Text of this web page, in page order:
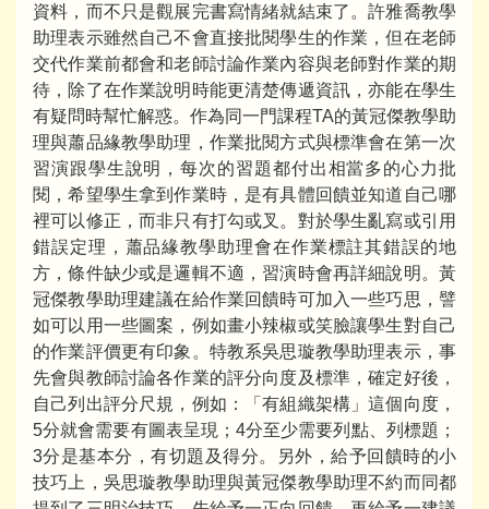
資料，而不只是觀展完書寫情緒就結束了。許雅喬教學
助理表示雖然自己不會直接批閱學生的作業，但在老師
交代作業前都會和老師討論作業內容與老師對作業的期
待，除了在作業說明時能更清楚傳遞資訊，亦能在學生
有疑問時幫忙解惑。作為同一門課程TA的黃冠傑教學助
理與蕭品緣教學助理，作業批閱方式與標準會在第一次
習演跟學生說明，每次的習題都付出相當多的心力批
閱，希望學生拿到作業時，是有具體回饋並知道自己哪
裡可以修正，而非只有打勾或叉。對於學生亂寫或引用
錯誤定理，蕭品緣教學助理會在作業標註其錯誤的地
方，條件缺少或是邏輯不適，習演時會再詳細說明。黃
冠傑教學助理建議在給作業回饋時可加入一些巧思，譬
如可以用一些圖案，例如畫小辣椒或笑臉讓學生對自己
的作業評價更有印象。特教系吳思璇教學助理表示，事
先會與教師討論各作業的評分向度及標準，確定好後，
自己列出評分尺規，例如：「有組織架構」這個向度，
5分就會需要有圖表呈現；4分至少需要列點、列標題；
3分是基本分，有切題及得分。另外，給予回饋時的小
技巧上，吳思璇教學助理與黃冠傑教學助理不約而同都